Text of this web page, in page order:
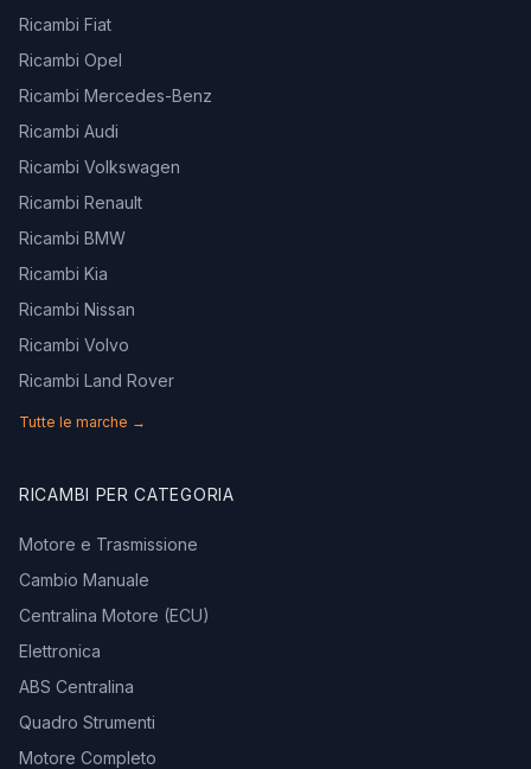
Ricambi Fiat
Ricambi Opel
Ricambi Mercedes-Benz
Ricambi Audi
Ricambi Volkswagen
Ricambi Renault
Ricambi BMW
Ricambi Kia
Ricambi Nissan
Ricambi Volvo
Ricambi Land Rover
Tutte le marche →
RICAMBI PER CATEGORIA
Motore e Trasmissione
Cambio Manuale
Centralina Motore (ECU)
Elettronica
ABS Centralina
Quadro Strumenti
Motore Completo